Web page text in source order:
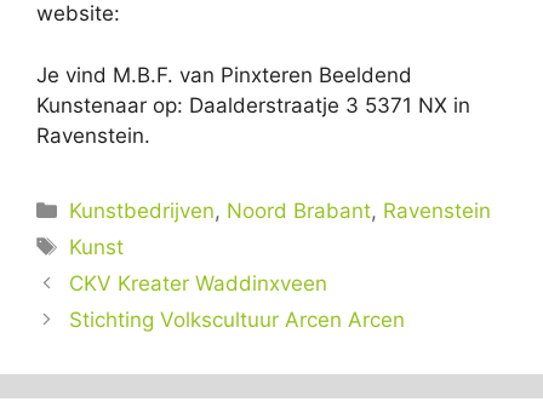
website:
Je vind M.B.F. van Pinxteren Beeldend
Kunstenaar op: Daalderstraatje 3 5371 NX in
Ravenstein.
Categorieën
Kunstbedrijven, Noord Brabant, Ravenstein
Tags
Kunst
CKV Kreater Waddinxveen
Stichting Volkscultuur Arcen Arcen